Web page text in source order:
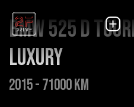
BMW 525 d
Luxury
2015 - 71000 Km